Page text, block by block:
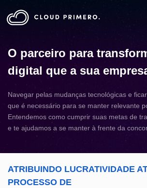
O parceiro para
digital que a sua
Navegar pelas mudanças tecnológicas e
que é necessário para se manter relevante
Entendemos como cumprir suas metas de
e te ajudamos a se manter à frente da
ATRIBUINDO LUCRATIVIDADE
PROCESSO DE